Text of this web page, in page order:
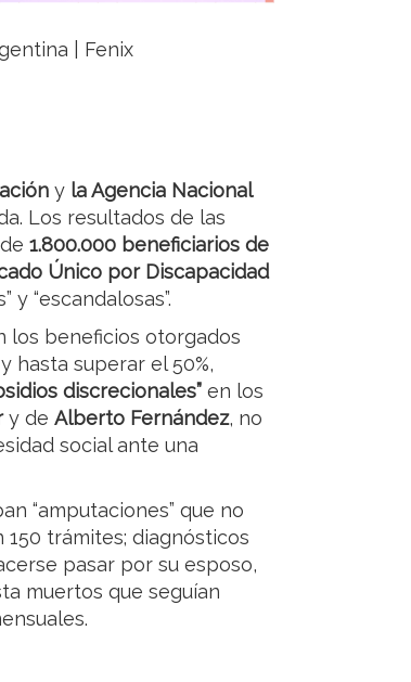
| Fenix
y la Agencia Nacional
Los resultados de las
1.800.000 beneficiarios de
Único por Discapacidad
“escandalosas”.
los beneficios otorgados
hasta superar el 50%,
discrecionales” en los
y de Alberto Fernández, no
social ante una
“amputaciones” que no
trámites; diagnósticos
pasar por su esposo,
muertos que seguían